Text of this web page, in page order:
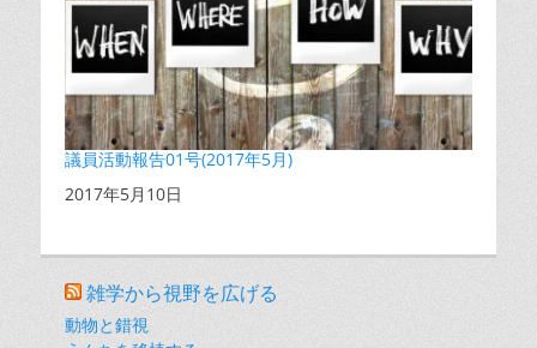
議員活動報告01号(2017年5月)
日付
2017年5月10日
雑学から視野を広げる
動物と錯視